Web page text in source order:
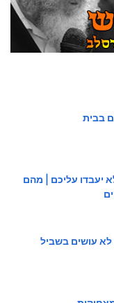
בבית
יעבדו עליכם | מהם
עושים בשביל